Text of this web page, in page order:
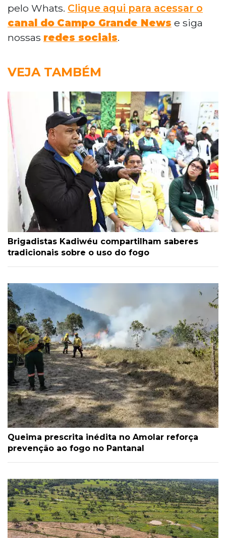
pelo Whats. Clique aqui para acessar o
canal do Campo Grande News e siga
nossas redes sociais.
VEJA TAMBÉM
Brigadistas Kadiwéu compartilham saberes
tradicionais sobre o uso do fogo
Queima prescrita inédita no Amolar reforça
prevenção ao fogo no Pantanal